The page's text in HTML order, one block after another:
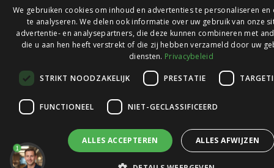
© 2026 Ledlichtdiscounter.nl
op
Webwinkelkeur
1
We gebruiken cookies om inhoud en advertenties te personaliseren en
te analyseren. We delen ook informatie over uw gebruik van onze
advertentie- en analysepartners, die deze kunnen combineren met
die u aan hen heeft verstrekt of die zij hebben verzameld door uw
diensten. Privacybeleid
STRIKT NOODZAKELIJK PRESTATIE
FUNCTIONEEL NIET-GECLASSIFICEERD
ALLES ACCEPTEREN ALLES AFWIJZEN